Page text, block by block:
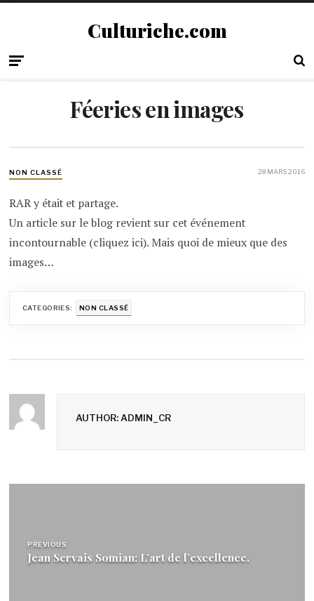
Culturiche.com
Féeries en images
NON CLASSÉ 28 MARS 2016
RAR y était et partage.
Un article sur le blog revient sur cet événement
incontournable (cliquez ici). Mais quoi de mieux que des
images…
CATEGORIES: NON CLASSÉ
AUTHOR: ADMIN_CR
l’article
PREVIOUS
Jean Servais Somian: L’art de l’excellence.